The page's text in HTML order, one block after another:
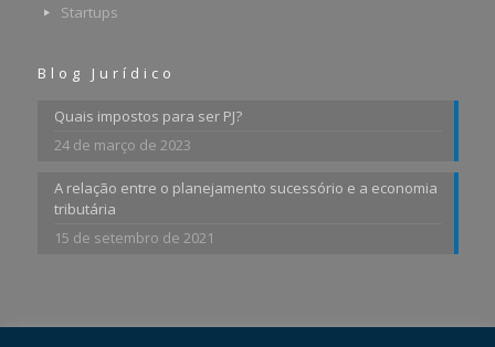
Startups
Blog Jurídico
Quais impostos para ser PJ?
24 de março de 2023
A relação entre o planejamento sucessório e a economia
tributária
15 de setembro de 2021